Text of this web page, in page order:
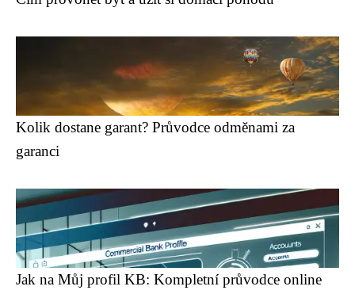
Kolik dostane garant? Průvodce odměnami za
garanci
Jak na Můj profil KB: Kompletní průvodce online